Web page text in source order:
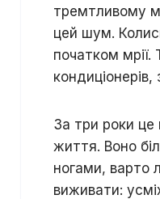
тремтливому
цей шум.
початком
За три роки це
життя. Воно
ногами, варто
виживати: